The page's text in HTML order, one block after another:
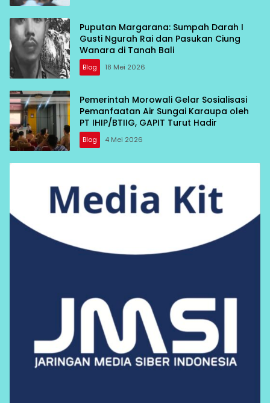
Puputan Margarana: Sumpah Darah I
Gusti Ngurah Rai dan Pasukan Ciung
Wanara di Tanah Bali
Blog 18 Mei 2026
Pemerintah Morowali Gelar Sosialisasi
Pemanfaatan Air Sungai Karaupa oleh
PT IHIP/BTIIG, GAPIT Turut Hadir
Blog 4 Mei 2026